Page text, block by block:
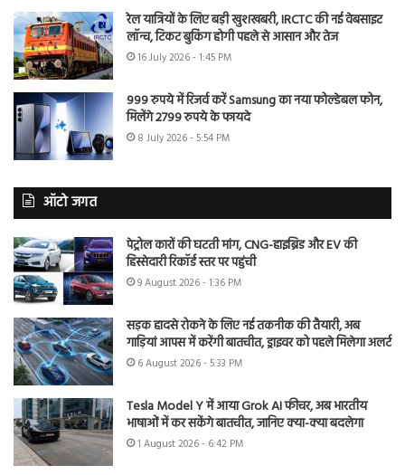
रेल यात्रियों के लिए बड़ी खुशखबरी, IRCTC की नई वेबसाइट
लॉन्च, टिकट बुकिंग होगी पहले से आसान और तेज
16 July 2026 - 1:45 PM
999 रुपये में रिजर्व करें Samsung का नया फोल्डेबल फोन,
मिलेंगे 2799 रुपये के फायदे
8 July 2026 - 5:54 PM
ऑटो जगत
पेट्रोल कारों की घटती मांग, CNG-हाइब्रिड और EV की
हिस्सेदारी रिकॉर्ड स्तर पर पहुंची
9 August 2026 - 1:36 PM
सड़क हादसे रोकने के लिए नई तकनीक की तैयारी, अब
गाड़ियां आपस में करेंगी बातचीत, ड्राइवर को पहले मिलेगा अलर्ट
6 August 2026 - 5:33 PM
Tesla Model Y में आया Grok AI फीचर, अब भारतीय
भाषाओं में कर सकेंगे बातचीत, जानिए क्या-क्या बदलेगा
1 August 2026 - 6:42 PM